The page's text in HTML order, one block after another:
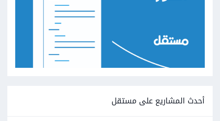
أحدث المشاريع على مستقل